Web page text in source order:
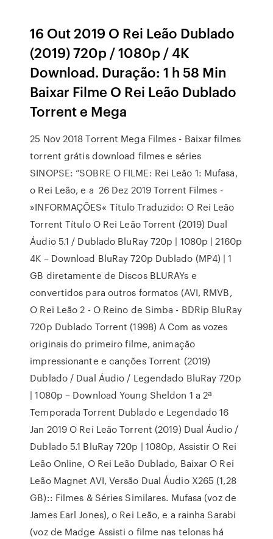
16 Out 2019 O Rei Leão Dublado
(2019) 720p / 1080p / 4K
Download. Duração: 1 h 58 Min
Baixar Filme O Rei Leão Dublado
Torrent e Mega
25 Nov 2018 Torrent Mega Filmes - Baixar filmes
torrent grátis download filmes e séries
SINOPSE: ”SOBRE O FILME: Rei Leão 1: Mufasa,
o Rei Leão, e a 26 Dez 2019 Torrent Filmes -
»INFORMAÇÕES« Título Traduzido: O Rei Leão
Torrent Título O Rei Leão Torrent (2019) Dual
Áudio 5.1 / Dublado BluRay 720p | 1080p | 2160p
4K – Download BluRay 720p Dublado (MP4) | 1
GB diretamente de Discos BLURAYs e
convertidos para outros formatos (AVI, RMVB,
O Rei Leão 2 - O Reino de Simba - BDRip BluRay
720p Dublado Torrent (1998) A Com as vozes
originais do primeiro filme, animação
impressionante e canções Torrent (2019)
Dublado / Dual Áudio / Legendado BluRay 720p
| 1080p – Download Young Sheldon 1 a 2ª
Temporada Torrent Dublado e Legendado 16
Jan 2019 O Rei Leão Torrent (2019) Dual Áudio /
Dublado 5.1 BluRay 720p | 1080p, Assistir O Rei
Leão Online, O Rei Leão Dublado, Baixar O Rei
Leão Magnet AVI, Versão Dual Áudio X265 (1,28
GB):: Filmes & Séries Similares. Mufasa (voz de
James Earl Jones), o Rei Leão, e a rainha Sarabi
(voz de Madge Assisti o filme nas telonas há